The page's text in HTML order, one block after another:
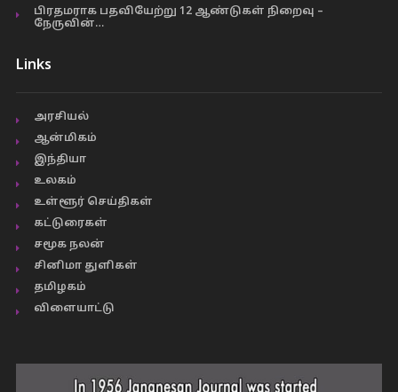
பிரதமராக பதவியேற்று 12 ஆண்டுகள் நிறைவு –
நேருவின்…
Links
அரசியல்
ஆன்மிகம்
இந்தியா
உலகம்
உள்ளூர் செய்திகள்
கட்டுரைகள்
சமூக நலன்
சினிமா துளிகள்
தமிழகம்
விளையாட்டு